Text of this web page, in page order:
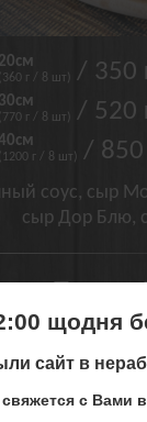
щодня
сайт в
с Вами
в
20см
(360 г / 8 шт) / 350
30см
(770 г / 8 шт) / 520
(1200 г / 8 шт) / 850
соус, сыр
сыр Дор Блю,
Пицца